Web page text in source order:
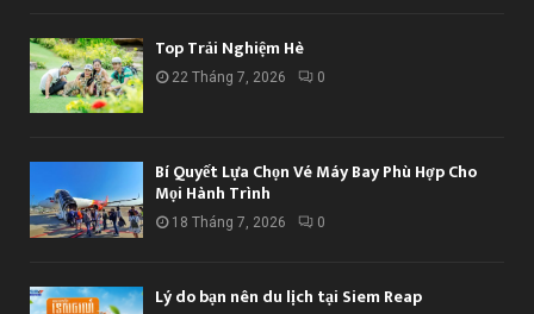
Top Trải Nghiệm Hè
22 Tháng 7, 2026 0
Bí Quyết Lựa Chọn Vé Máy Bay Phù Hợp Cho
Mọi Hành Trình
18 Tháng 7, 2026 0
Lý do bạn nên du lịch tại Siem Reap